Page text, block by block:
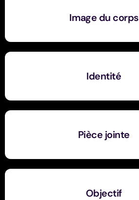
Image du corps
Identité
Pièce jointe
Objectif